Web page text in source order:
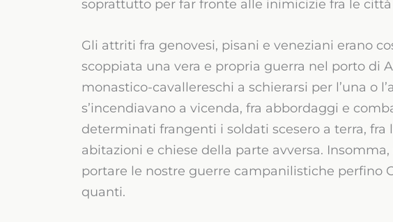
soprattutto per far fronte alle inimicizie fra le
Gli attriti fra genovesi, pisani e veneziani erano
scoppiata una vera e propria guerra nel porto di
monastico-cavallereschi a schierarsi per l’una o
s’incendiavano a vicenda, fra abbordaggi e
determinati frangenti i soldati scesero a terra,
abitazioni e chiese della parte avversa.
portare le nostre guerre campanilistiche perfino
quanti.